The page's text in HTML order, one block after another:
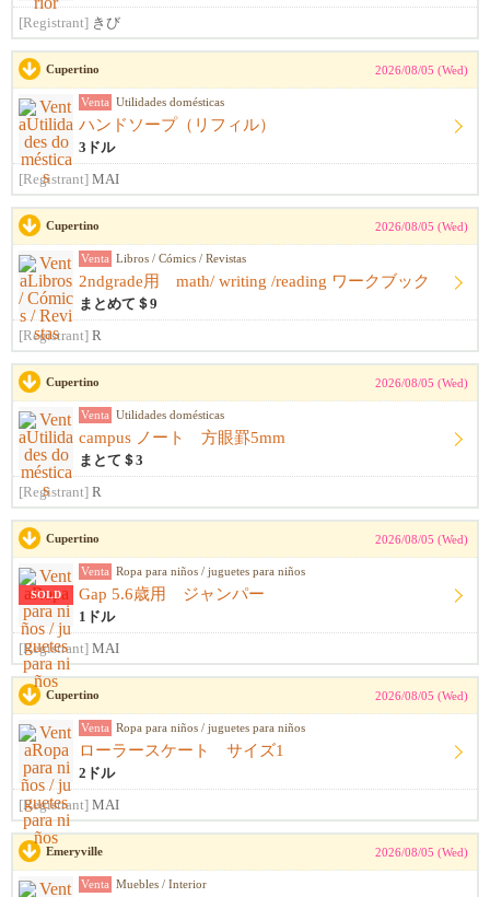
[Registrant] きび
Cupertino 2026/08/05 (Wed)
Venta Utilidades domésticas
ハンドソープ（リフィル）
3ドル
[Registrant] MAI
Cupertino 2026/08/05 (Wed)
Venta Libros / Cómics / Revistas
2ndgrade用 math/ writing /reading ワークブック
まとめて＄9
[Registrant] R
Cupertino 2026/08/05 (Wed)
Venta Utilidades domésticas
campus ノート 方眼罫5mm
まとて＄3
[Registrant] R
Cupertino 2026/08/05 (Wed)
SOLD
Venta Ropa para niños / juguetes para niños
Gap 5.6歳用 ジャンパー
1ドル
[Registrant] MAI
Cupertino 2026/08/05 (Wed)
Venta Ropa para niños / juguetes para niños
ローラースケート サイズ1
2ドル
[Registrant] MAI
Emeryville 2026/08/05 (Wed)
Venta Muebles / Interior